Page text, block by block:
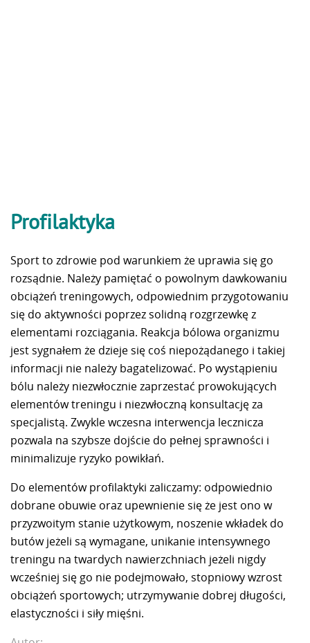
Profilaktyka
Sport to zdrowie pod warunkiem że uprawia się go
rozsądnie. Należy pamiętać o powolnym dawkowaniu
obciążeń treningowych, odpowiednim przygotowaniu
się do aktywności poprzez solidną rozgrzewkę z
elementami rozciągania. Reakcja bólowa organizmu
jest sygnałem że dzieje się coś niepożądanego i takiej
informacji nie należy bagatelizować. Po wystąpieniu
bólu należy niezwłocznie zaprzestać prowokujących
elementów treningu i niezwłoczną konsultację za
specjalistą. Zwykle wczesna interwencja lecznicza
pozwala na szybsze dojście do pełnej sprawności i
minimalizuje ryzyko powikłań.
Do elementów profilaktyki zaliczamy: odpowiednio
dobrane obuwie oraz upewnienie się że jest ono w
przyzwoitym stanie użytkowym, noszenie wkładek do
butów jeżeli są wymagane, unikanie intensywnego
treningu na twardych nawierzchniach jeżeli nigdy
wcześniej się go nie podejmowało, stopniowy wzrost
obciążeń sportowych; utrzymywanie dobrej długości,
elastyczności i siły mięśni.